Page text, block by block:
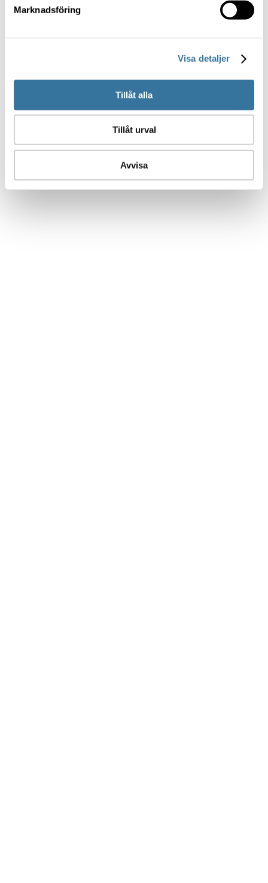
Marknadsföring
Visa detaljer
Tillåt alla
Tillåt urval
Avvisa